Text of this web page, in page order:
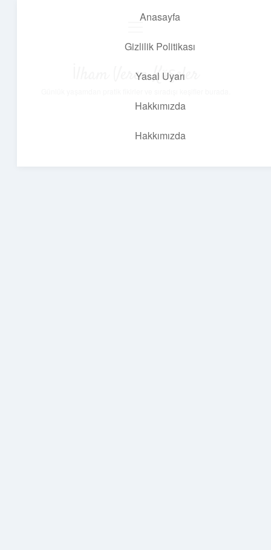
Anasayfa
Gizlilik Politikası
Yasal Uyarı
Hakkımızda
Hakkımızda
İlham Veren Köşeler